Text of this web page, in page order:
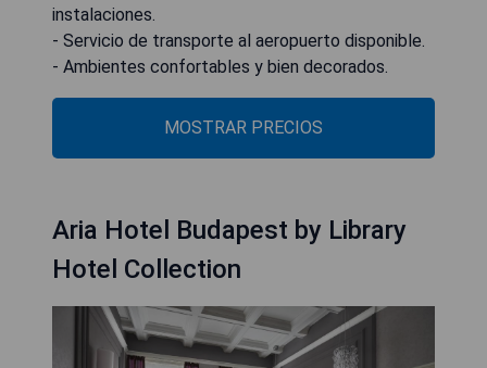
instalaciones.
- Servicio de transporte al aeropuerto disponible.
- Ambientes confortables y bien decorados.
MOSTRAR PRECIOS
Aria Hotel Budapest by Library
Hotel Collection